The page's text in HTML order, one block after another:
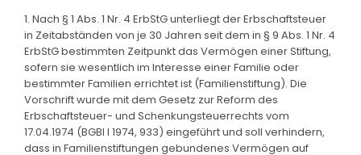
1. Nach § 1 Abs. 1 Nr. 4 ErbStG unterliegt der Erbschaftsteuer
in Zeitabständen von je 30 Jahren seit dem in § 9 Abs. 1 Nr. 4
ErbStG bestimmten Zeitpunkt das Vermögen einer Stiftung,
sofern sie wesentlich im Interesse einer Familie oder
bestimmter Familien errichtet ist (Familienstiftung). Die
Vorschrift wurde mit dem Gesetz zur Reform des
Erbschaftsteuer- und Schenkungsteuerrechts vom
17.04.1974 (BGBl I 1974, 933) eingeführt und soll verhindern,
dass in Familienstiftungen gebundenes Vermögen auf